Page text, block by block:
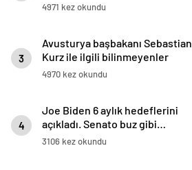
4971 kez okundu
3
Avusturya başbakanı Sebastian
Kurz ile ilgili bilinmeyenler
4970 kez okundu
4
Joe Biden 6 aylık hedeflerini
açıkladı. Senato buz gibi…
3106 kez okundu